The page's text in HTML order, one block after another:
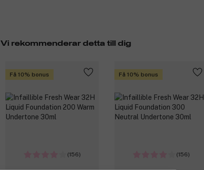
Vi rekommenderar detta till dig
Få 10% bonus
(156)
Få 10% bonus
(156)